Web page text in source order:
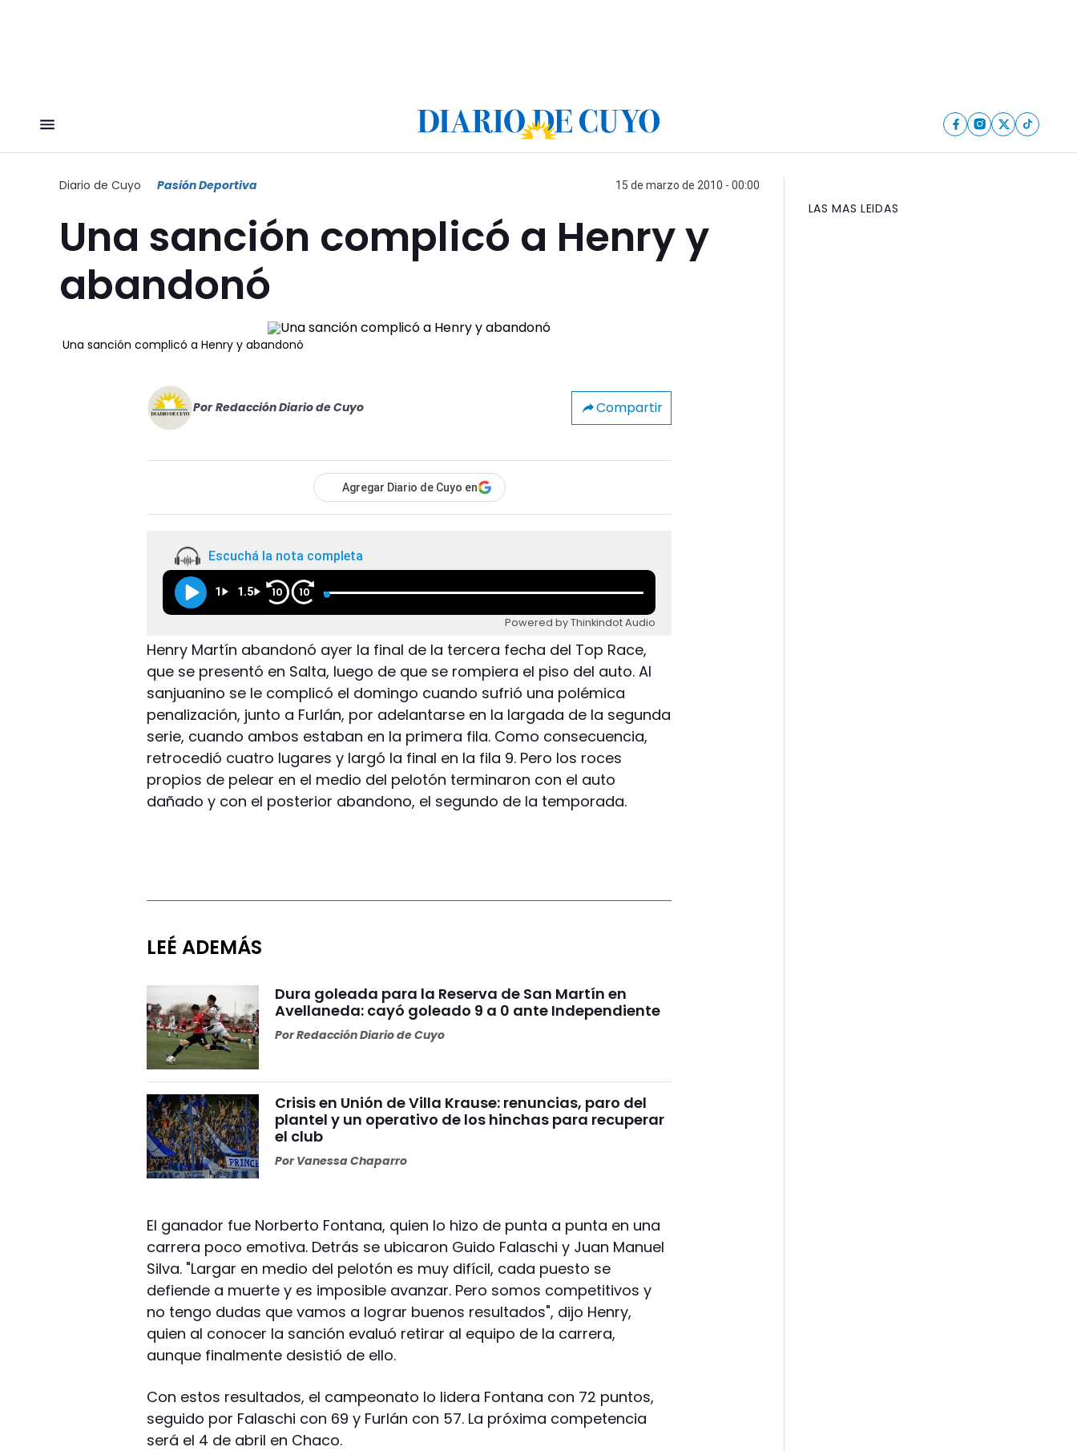
Diario de Cuyo Pasión Deportiva 15 de marzo de 2010 - 00:00
Una sanción complicó a Henry y
abandonó
Una sanción complicó a Henry y abandonó
Por Redacción Diario de Cuyo Compartir
Agregar Diario de Cuyo en
Escuchá la nota completa
1 1.5 10 10
Powered by Thinkindot Audio
Henry Martín abandonó ayer la final de la tercera fecha del Top Race,
que se presentó en Salta, luego de que se rompiera el piso del auto. Al
sanjuanino se le complicó el domingo cuando sufrió una polémica
penalización, junto a Furlán, por adelantarse en la largada de la segunda
serie, cuando ambos estaban en la primera fila. Como consecuencia,
retrocedió cuatro lugares y largó la final en la fila 9. Pero los roces
propios de pelear en el medio del pelotón terminaron con el auto
dañado y con el posterior abandono, el segundo de la temporada.
LEÉ ADEMÁS
Dura goleada para la Reserva de San Martín en
Avellaneda: cayó goleado 9 a 0 ante Independiente
PorRedacción Diario de Cuyo
Crisis en Unión de Villa Krause: renuncias, paro del
plantel y un operativo de los hinchas para recuperar
el club
PorVanessa Chaparro
El ganador fue Norberto Fontana, quien lo hizo de punta a punta en una
carrera poco emotiva. Detrás se ubicaron Guido Falaschi y Juan Manuel
Silva. "Largar en medio del pelotón es muy difícil, cada puesto se
defiende a muerte y es imposible avanzar. Pero somos competitivos y
no tengo dudas que vamos a lograr buenos resultados", dijo Henry,
quien al conocer la sanción evaluó retirar al equipo de la carrera,
aunque finalmente desistió de ello.
Con estos resultados, el campeonato lo lidera Fontana con 72 puntos,
seguido por Falaschi con 69 y Furlán con 57. La próxima competencia
será el 4 de abril en Chaco.
LAS MAS LEIDAS